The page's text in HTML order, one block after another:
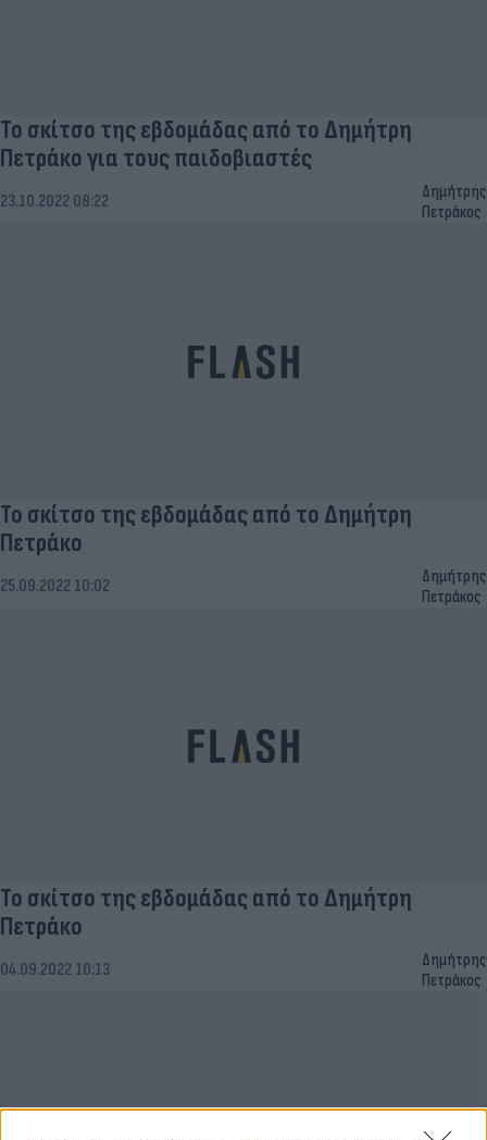
Το σκίτσο της εβδομάδας από το Δημήτρη
Πετράκο για τους παιδοβιαστές
23.10.2022 08:22
Δημήτρης
Πετράκος
Το σκίτσο της εβδομάδας από το Δημήτρη
Πετράκο
25.09.2022 10:02
Δημήτρης
Πετράκος
Το σκίτσο της εβδομάδας από το Δημήτρη
Πετράκο
04.09.2022 10:13
Δημήτρης
Πετράκος